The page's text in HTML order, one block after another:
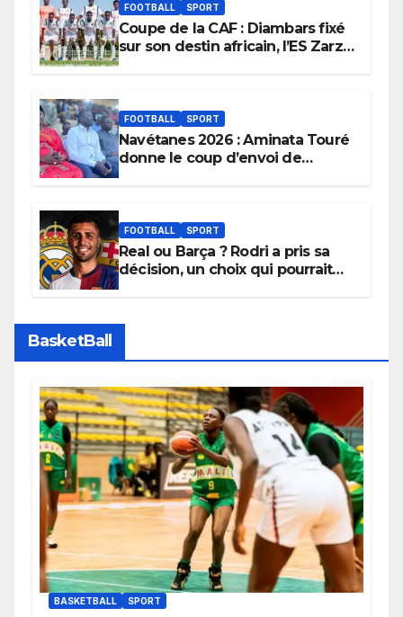
FOOTBALL SPORT
Coupe de la CAF : Diambars fixé
sur son destin africain, l’ES Zarzis
FOOTBALL SPORT
Navétanes 2026 : Aminata Touré
donne le coup d’envoi de
apaisées.
FOOTBALL SPORT
Real ou Barça ? Rodri a pris sa
décision, un choix qui pourrait
BasketBall
BASKETBALL SPORT